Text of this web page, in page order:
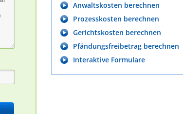
Anwaltskosten berechnen
Prozesskosten berechnen
Gerichtskosten berechnen
Pfändungsfreibetrag berechnen
Interaktive Formulare